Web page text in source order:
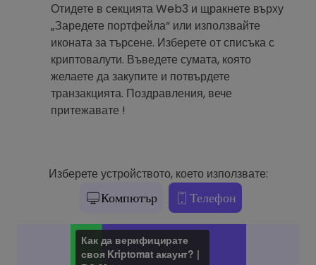
Отидете в секцията Web3 и щракнете върху
„Заредете портфейла“ или използвайте
иконата за търсене. Изберете от списъка с
криптовалути. Въведете сумата, която
желаете да закупите и потвърдете
транзакцията. Поздравления, вече
притежавате !
Изберете устройството, което използвате:
Компютър Телефон